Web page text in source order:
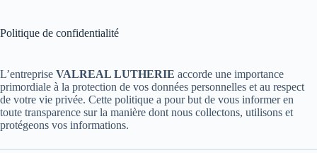
Politique de confidentialité
L’entreprise VALREAL LUTHERIE accorde une importance
primordiale à la protection de vos données personnelles et au respect
de votre vie privée. Cette politique a pour but de vous informer en
toute transparence sur la manière dont nous collectons, utilisons et
protégeons vos informations.